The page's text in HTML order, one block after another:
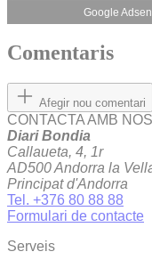
Google
Comentaris
Afegir nou comentari
CONTACTA AMB
Diari Bondia
Callaueta, 4, 1r
AD500 Andorra la
Principat d'Andorra
Tel. +376 80 88 88
Formulari de contacte
Serveis